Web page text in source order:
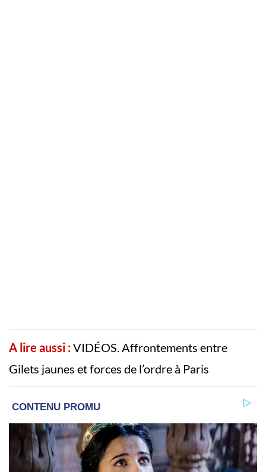
A lire aussi :VIDÉOS. Affrontements entre
Gilets jaunes et forces de l’ordre à Paris